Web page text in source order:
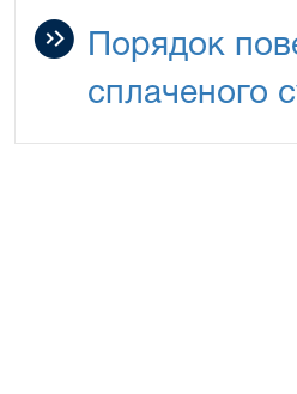
Порядок
сплаченого